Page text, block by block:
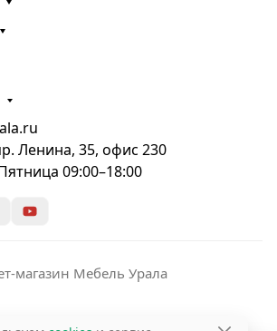
Ленина, 35, офис 230
09:00–18:00
магазин Мебель Урала